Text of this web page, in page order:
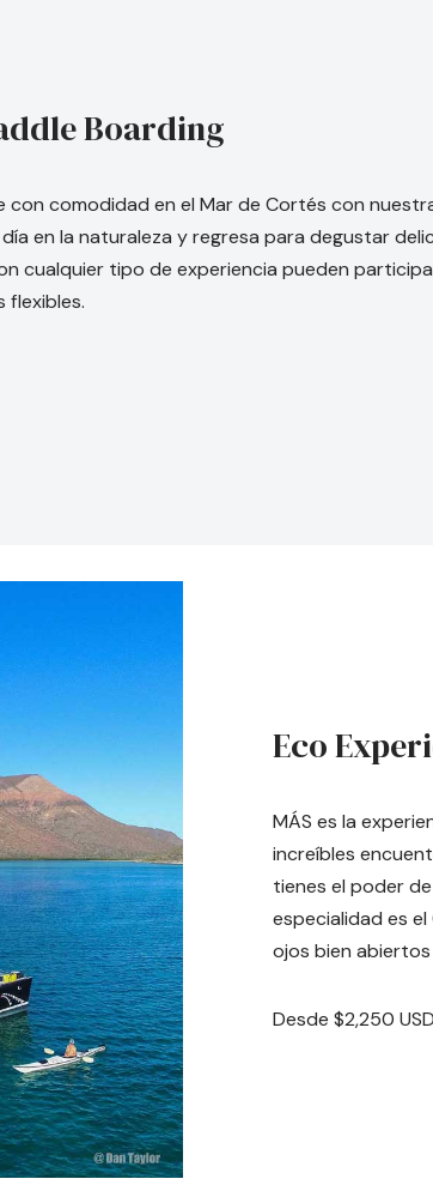
Boarding
con comodidad en el Mar de Cortés con
en la naturaleza y regresa para degustar
cualquier tipo de experiencia pueden
flexibles.
Eco
MÁS es la
increíbles
tienes el poder
especialidad es
ojos bien
Desde $2,250 USD